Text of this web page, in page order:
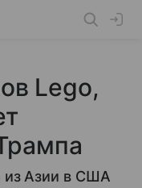
Lego,
из Азии в США